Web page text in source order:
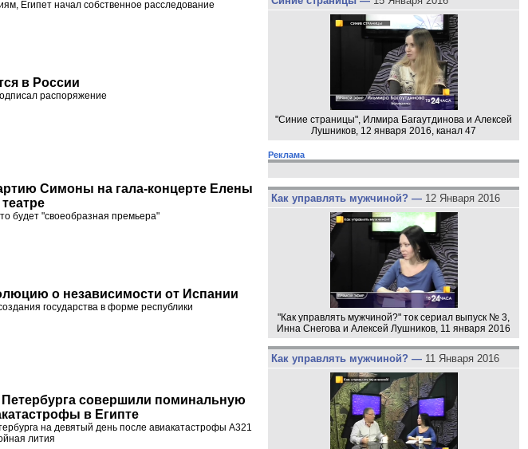
Египет начал собственное расследование
в России
распоряжение
Симоны на гала-концерте Елены
будет "своеобразная премьера"
о независимости от Испании
государства в форме республики
совершили поминальную
в Египте
на девятый день после авиакатастрофы А321
лития
"Синие страницы", Илмира Багаутдинова и Алексей
Лушников, 12 января 2016, канал 47
Реклама
Как управлять мужчиной? — 12 Января 2016
"Как управлять мужчиной?" ток сериал выпуск № 3,
Инна Снегова и Алексей Лушников, 11 января 2016
Как управлять мужчиной? — 11 Января 2016